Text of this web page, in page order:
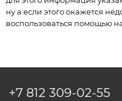
ну а если этого окажется
воспользоваться помощью
+7 812 309-02-55